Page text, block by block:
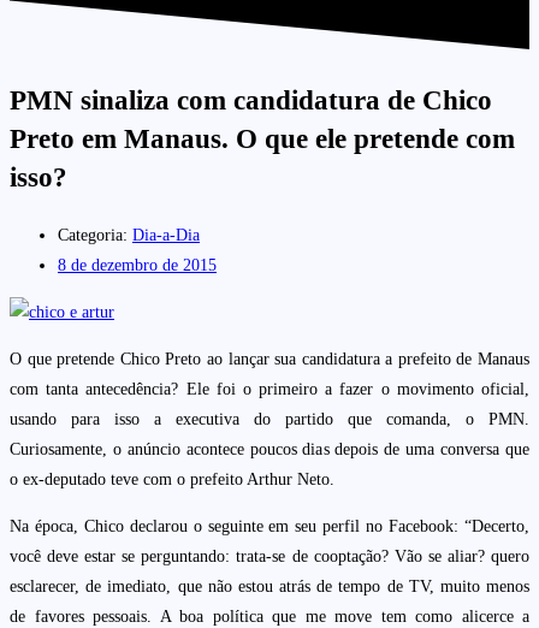
PMN sinaliza com candidatura de Chico
Preto em Manaus. O que ele pretende com
isso?
Categoria: Dia-a-Dia
8 de dezembro de 2015
O que pretende Chico Preto ao lançar sua candidatura a prefeito de Manaus
com tanta antecedência? Ele foi o primeiro a fazer o movimento oficial,
usando para isso a executiva do partido que comanda, o PMN.
Curiosamente, o anúncio acontece poucos dias depois de uma conversa que
o ex-deputado teve com o prefeito Arthur Neto.
Na época, Chico declarou o seguinte em seu perfil no Facebook: “Decerto,
você deve estar se perguntando: trata-se de cooptação? Vão se aliar? quero
esclarecer, de imediato, que não estou atrás de tempo de TV, muito menos
de favores pessoais. A boa política que me move tem como alicerce a